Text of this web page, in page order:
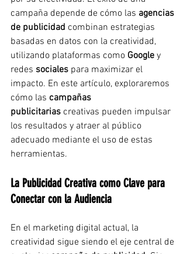
campaña depende de cómo las agencias
de publicidad combinan estrategias
basadas en datos con la creatividad,
utilizando plataformas como Google y
redes sociales para maximizar el
impacto. En este artículo, exploraremos
cómo las campañas
publicitarias creativas pueden impulsar
los resultados y atraer al público
adecuado mediante el uso de estas
herramientas.
La Publicidad Creativa como Clave para
Conectar con la Audiencia
En el marketing digital actual, la
creatividad sigue siendo el eje central de